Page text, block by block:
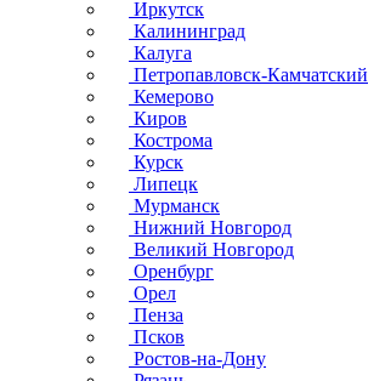
Иркутск
Калининград
Калуга
Петропавловск-Камчатский
Кемерово
Киров
Кострома
Курск
Липецк
Мурманск
Нижний Новгород
Великий Новгород
Оренбург
Орел
Пенза
Псков
Ростов-на-Дону